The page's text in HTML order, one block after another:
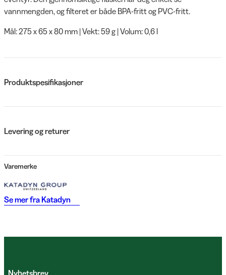
vannmengden, og filteret er både BPA-fritt og PVC-fritt.
Mål: 275 x 65 x 80 mm | Vekt: 59 g | Volum: 0,6 l
Produktspesifikasjoner
Levering og returer
Varemerke
Se mer fra Katadyn
Nyhetsbrev